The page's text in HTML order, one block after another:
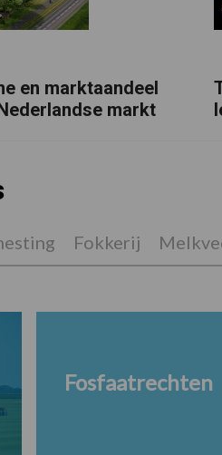
en marktaandeel
markt
Fokkerij
Fosfaatrechten